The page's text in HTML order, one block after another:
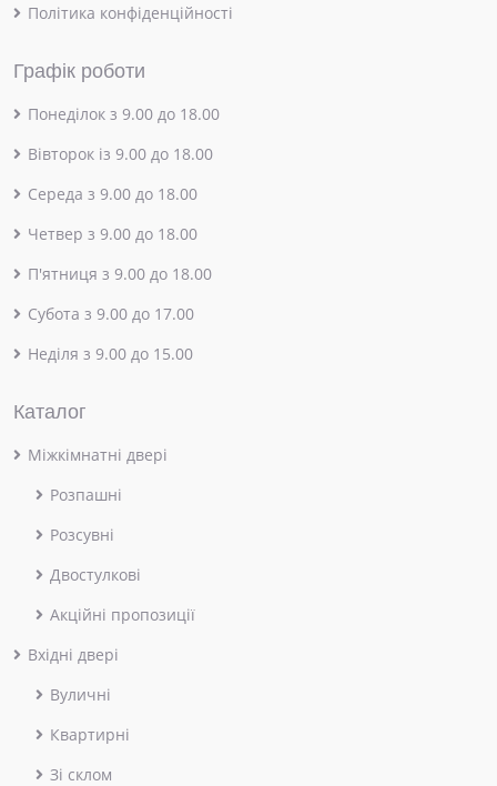
Політика конфіденційності
Графік роботи
Понеділок з 9.00 до 18.00
Вівторок із 9.00 до 18.00
Середа з 9.00 до 18.00
Четвер з 9.00 до 18.00
П'ятниця з 9.00 до 18.00
Субота з 9.00 до 17.00
Неділя з 9.00 до 15.00
Каталог
Міжкімнатні двері
Розпашні
Розсувні
Двостулкові
Акційні пропозиції
Вхідні двері
Вуличні
Квартирні
Зі склом